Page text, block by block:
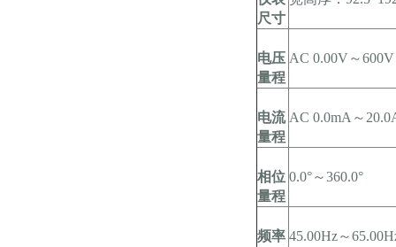
尺寸
电压
量程
AC 0.00V～600V
电流
量程
AC 0.0mA～
相位
量程
0.0°～360.0°
频率 45.00Hz～